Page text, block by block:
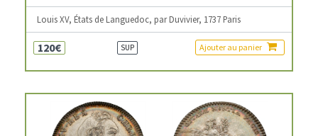
Louis XV, États de Languedoc, par Duvivier, 1737 Paris
120€ SUP Ajouter au panier